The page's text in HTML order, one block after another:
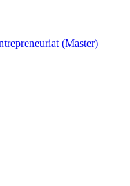
(Master)